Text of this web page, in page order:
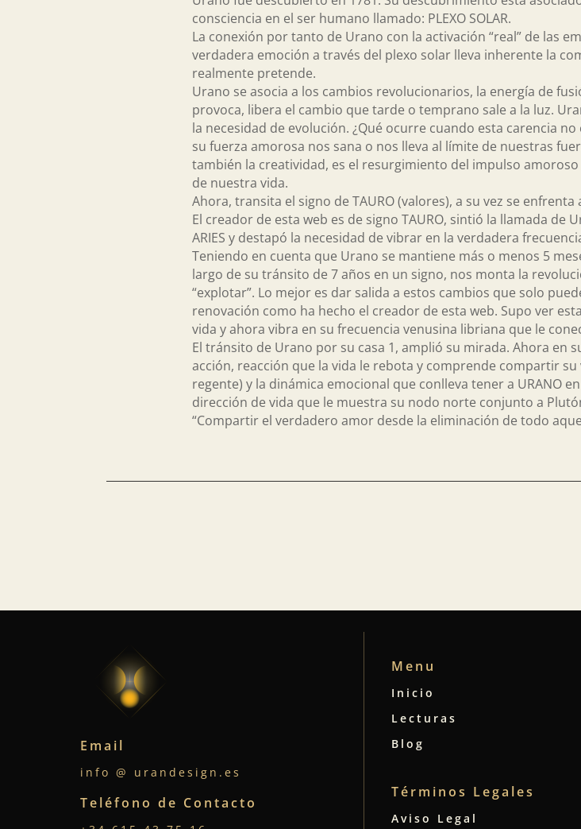
consciencia en el ser humano llamado: PLEXO SOLAR.
La conexión por tanto de Urano con la activación “real” de las
verdadera emoción a través del plexo solar lleva inherente la
realmente pretende.
Urano se asocia a los cambios revolucionarios, la energía de
provoca, libera el cambio que tarde o temprano sale a la luz.
la necesidad de evolución. ¿Qué ocurre cuando esta carencia
su fuerza amorosa nos sana o nos lleva al límite de nuestras
también la creatividad, es el resurgimiento del impulso
de nuestra vida.
Ahora, transita el signo de TAURO (valores), a su vez se enfrenta
El creador de esta web es de signo TAURO, sintió la llamada de
ARIES y destapó la necesidad de vibrar en la verdadera
Teniendo en cuenta que Urano se mantiene más o menos 5
largo de su tránsito de 7 años en un signo, nos monta la
“explotar”. Lo mejor es dar salida a estos cambios que solo
renovación como ha hecho el creador de esta web. Supo ver
vida y ahora vibra en su frecuencia venusina libriana que le
El tránsito de Urano por su casa 1, amplió su mirada. Ahora en
acción, reacción que la vida le rebota y comprende compartir su
regente) y la dinámica emocional que conlleva tener a URANO
dirección de vida que le muestra su nodo norte conjunto a
“Compartir el verdadero amor desde la eliminación de todo
Email
info @ urandesign.es
Teléfono de Contacto
Menu
Inicio
Lecturas
Blog
Términos Legales
Aviso Legal